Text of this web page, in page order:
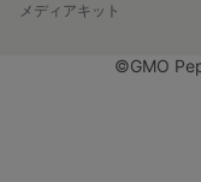
メディアキット
©GMO